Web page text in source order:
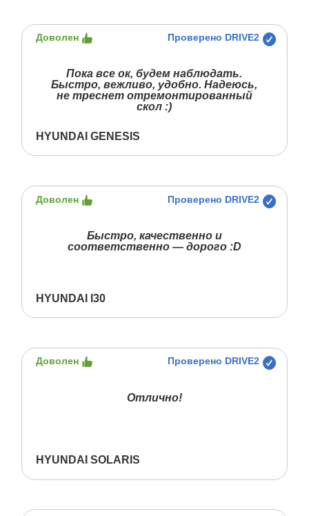
Доволен Проверено DRIVE2
Пока все ок, будем наблюдать.
Быстро, вежливо, удобно. Надеюсь,
не треснет отремонтированный
скол :)
HYUNDAI GENESIS
Доволен Проверено DRIVE2
Быстро, качественно и
соответственно — дорого :D
HYUNDAI I30
Доволен Проверено DRIVE2
Отлично!
HYUNDAI SOLARIS